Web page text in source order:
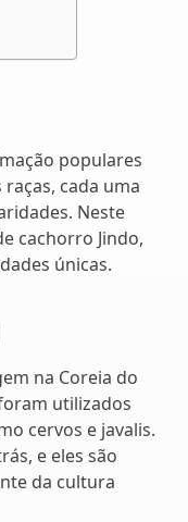
populares
cada uma
Neste
cachorro Jindo,
únicas.
na Coreia do
utilizados
cervos e javalis.
e eles são
da cultura